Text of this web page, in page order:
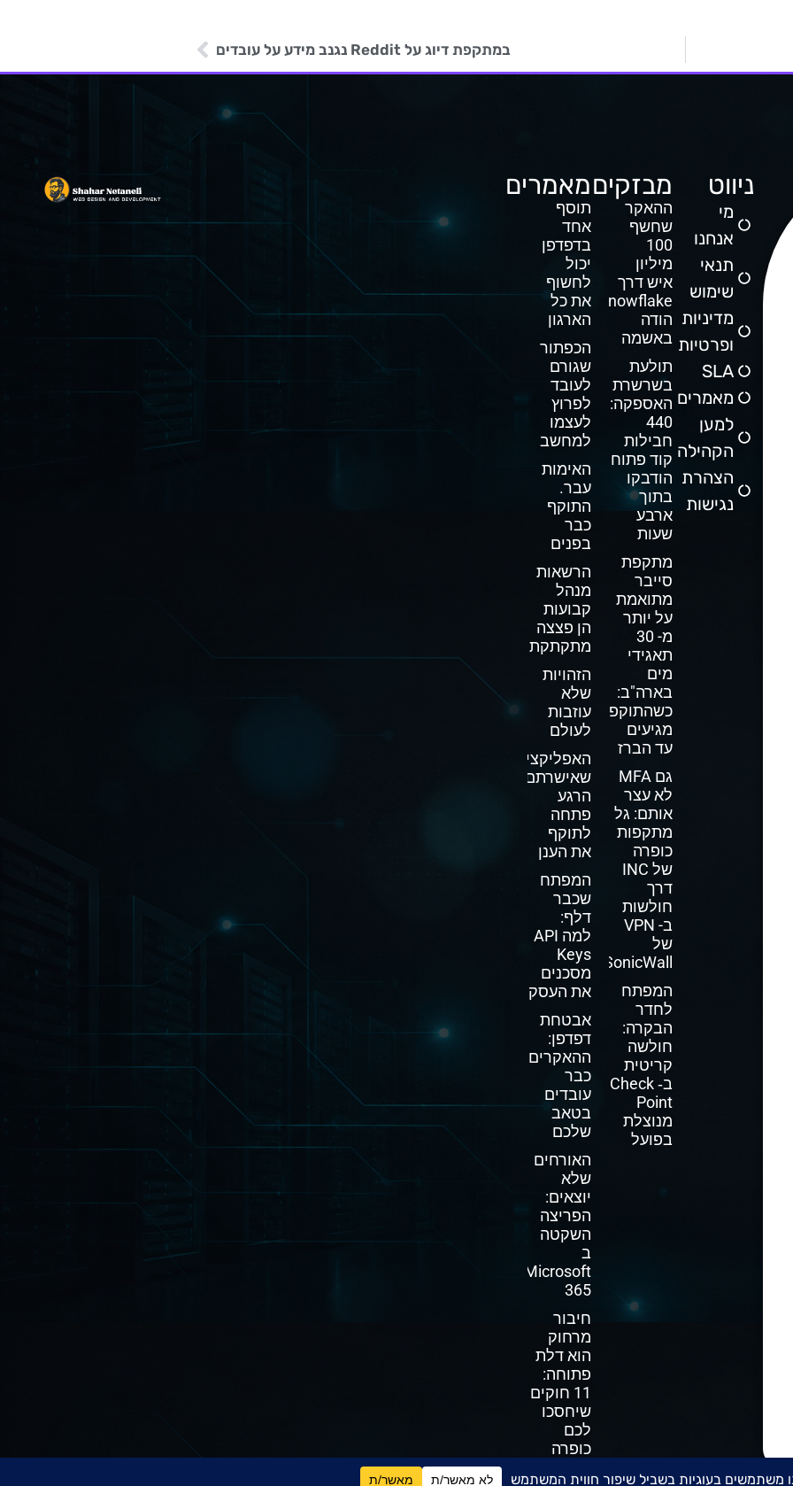
במתקפת דיוג על Reddit נגנב מידע על עובדים
ניווט
מי
אנחנו
תנאי
שימוש
מדיניות
ופרטיות
SLA
מאמרים
למען
הקהילה
הצהרת
נגישות
מבזקים
ההאקר
שחשף
100
מיליון
איש דרך
Snowflake
הודה
באשמה
תולעת
בשרשרת
האספקה:
440
חבילות
קוד פתוח
הודבקו
בתוך
ארבע
שעות
מתקפת
סייבר
מתואמת
על יותר
מ- 30
תאגידי
מים
בארה"ב:
כשהתוקפים
מגיעים
עד הברז
גם MFA
לא עצר
אותם: גל
מתקפות
כופרה
של INC
דרך
חולשות
ב- VPN
של
SonicWall
המפתח
לחדר
הבקרה:
חולשה
קריטית
ב‑ Check
Point
מנוצלת
בפועל
מאמרים
תוסף
אחד
בדפדפן
יכול
לחשוף
את כל
הארגון
הכפתור
שגורם
לעובד
לפרוץ
לעצמו
למחשב
האימות
עבר.
התוקף
כבר
בפנים
הרשאות
מנהל
קבועות
הן פצצה
מתקתקת
הזהויות
שלא
עוזבות
לעולם
האפליקציה
שאישרתם
הרגע
פתחה
לתוקף
את הענן
המפתח
שכבר
דלף:
למה API
Keys
מסכנים
את העסק
אבטחת
דפדפן:
ההאקרים
כבר
עובדים
בטאב
שלכם
האורחים
שלא
יוצאים:
הפריצה
השקטה
ב
Microsoft
365
חיבור
מרחוק
הוא דלת
פתוחה:
11 חוקים
שיחסכו
לכם
כופרה